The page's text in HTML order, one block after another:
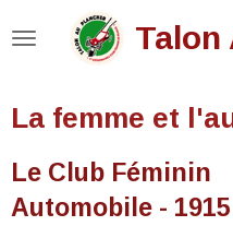
principal
Talon
La femme et
Le Club Féminin
Automobile - 1915